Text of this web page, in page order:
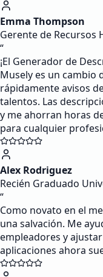
Emma Thompson
Gerente de Recursos
“
¡El Generador de
Musely es un cambio
rápidamente avisos
talentos. Las
y me ahorran horas
para cualquier
Alex Rodriguez
Recién Graduado
“
Como novato en el
una salvación. Me
empleadores y
aplicaciones ahora